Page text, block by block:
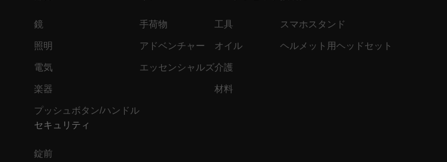
鏡
照明
電気
楽器
プッシュボタン/ハンドル
手荷物
アドベンチャー
エッセンシャルズ
工具
オイル
介護
材料
スマホスタンド
ヘルメット用ヘッドセット
セキュリティ
錠前